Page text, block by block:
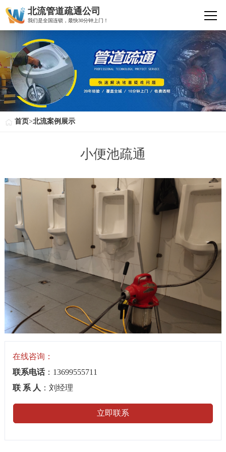
北流管道疏通公司
我们是全国连锁，最快30分钟上门！
首页>北流案例展示
小便池疏通
在线咨询：
联系电话：13699555711
联 系 人 ：刘经理
立即联系